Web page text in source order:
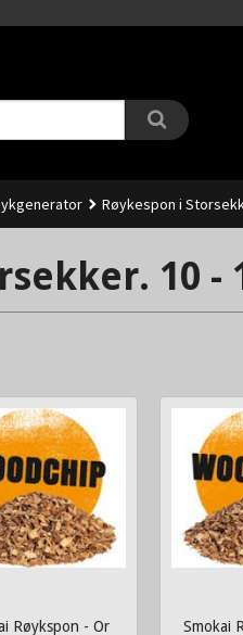
Røykespon i
10 -
Røykspon - Or
Smokai